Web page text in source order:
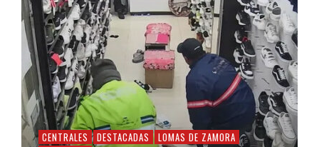
CENTRALES DESTACADAS
LOMAS DE ZAMORA